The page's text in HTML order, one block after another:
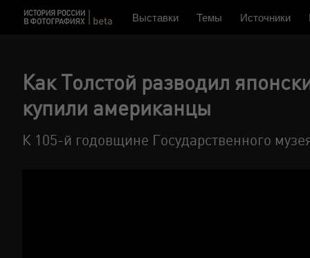
Выставки Темы Источники
Как Толстой разводил
купили американцы
К 105-й годовщине Государственного